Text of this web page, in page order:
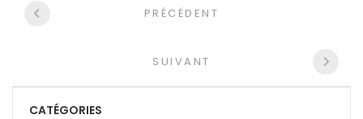
articles
PRÉCÉDENT
SUIVANT
CATÉGORIES